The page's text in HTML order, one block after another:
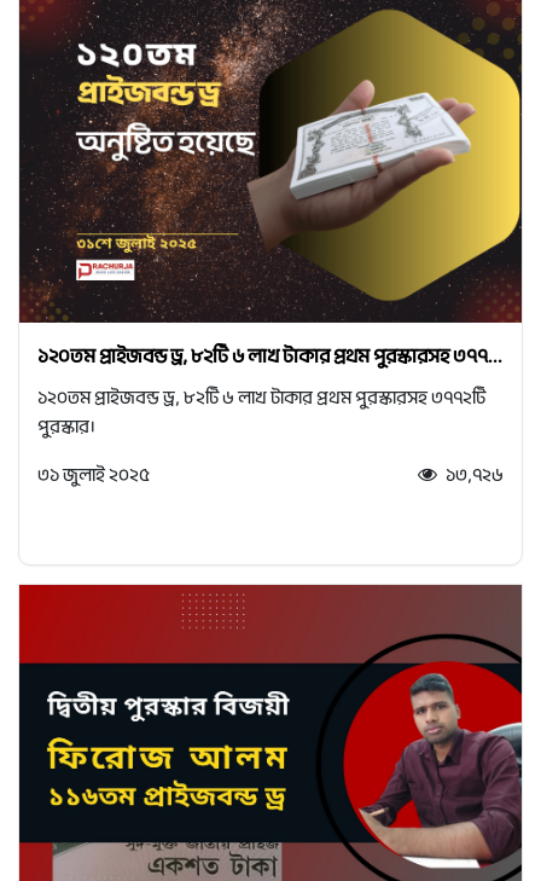
১২০তম প্রাইজবন্ড ড্র, ৮২টি ৬ লাখ টাকার প্রথম পুরস্কারসহ ৩৭৭...
১২০তম প্রাইজবন্ড ড্র, ৮২টি ৬ লাখ টাকার প্রথম পুরস্কারসহ ৩৭৭২টি
পুরস্কার।
৩১ জুলাই ২০২৫
১৩,৭২৬